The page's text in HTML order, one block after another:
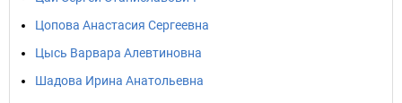
Цопова Анастасия Сергеевна
Цысь Варвара Алевтиновна
Шадова Ирина Анатольевна